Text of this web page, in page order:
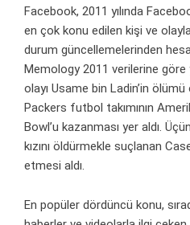
Facebook, 2011 yılında
en çok konu edilen kişi ve
durum güncellemelerinden
Memology 2011 verilerine göre
olayı Usame bin Ladin’in
Packers futbol takımının
Bowl’u kazanması yer aldı.
kızını öldürmekle suçlanan
etmesi aldı.
En popüler dördüncü konu,